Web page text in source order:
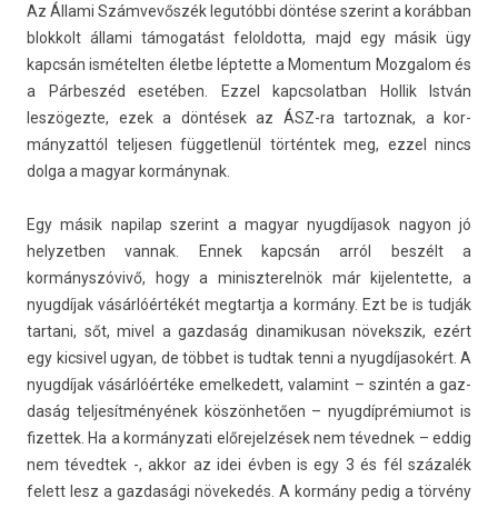
Az Állami Számvevőszék legutóbbi döntése szerint a korábban
blok­kolt állami támogatást felol­dotta, majd egy másik ügy
kapcsán is­mételt­en életbe lép­tette a Momen­tum Moz­galom és
a Párbeszéd esetében. Ezzel kapcsolat­ban Hol­lik István
leszögezte, ezek a döntések az ÁSZ-ra tar­toznak, a kor­
mányzat­tól tel­jes­en füg­getlenül történtek meg, ezzel nincs
dolga a magyar kormánynak.
Egy másik napilap szerint a magyar nyugdíjasok nagyon jó
helyzetb­en van­nak. Ennek kapcsán arról beszélt a
kormányszóvivő, hogy a miniszterel­nök már kijelen­tette, a
nyugdíjak vásárlóértékét meg­tartja a kormány. Ezt be is tudják
tar­tani, sőt, mivel a gaz­daság di­namikusan növekszik, ezért
egy kic­sivel ugyan, de többet is tud­tak tenni a nyugdíjasokért. A
nyugdíjak vásárlóértéke em­el­kedett, valamint – szintén a gaz­
daság tel­jesít­ményének köszönhetően – nyug­díprémiumot is
fizet­tek. Ha a kor­mányzati előrejel­zések nem téved­nek – eddig
nem téved­tek -, akkor az idei évben is egy 3 és fél százalék
felett lesz a gaz­dasági növekedés. A kormány pedig a törvény